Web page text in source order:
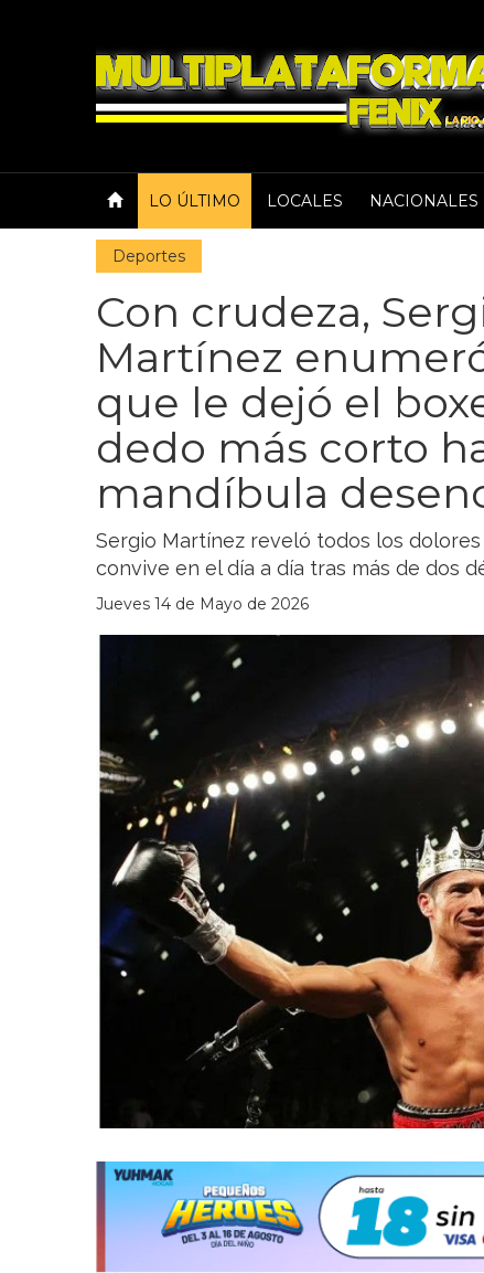
LO ÚLTIMO LOCALES NACIONALES
Deportes
Con crudeza,
Martínez
que le dejó el
dedo más corto
mandíbula
Sergio Martínez reveló todos los
convive en el día a día tras más de dos
Jueves 14 de Mayo de 2026